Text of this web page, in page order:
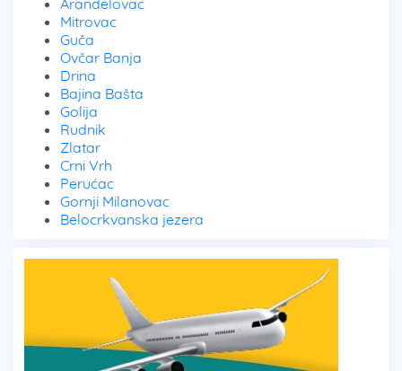
Aranđelovac
Mitrovac
Guča
Ovčar Banja
Drina
Bajina Bašta
Golija
Rudnik
Zlatar
Crni Vrh
Perućac
Gornji Milanovac
Belocrkvanska jezera